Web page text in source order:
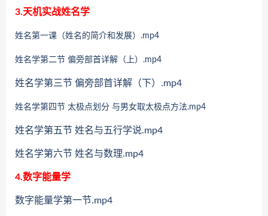
3.天机实战姓名学
姓名第一课（姓名的简介和发展）.mp4
姓名学第二节 偏旁部首详解（上）.mp4
姓名学第三节 偏旁部首详解（下）.mp4
姓名学第四节 太极点划分 与男女取太极点方法.mp4
姓名学第五节 姓名与五行学说.mp4
姓名学第六节 姓名与数理.mp4
4.数字能量学
数字能量学第一节.mp4